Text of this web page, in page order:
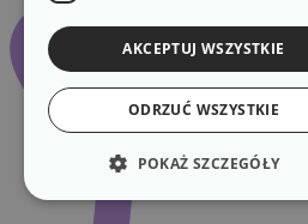
AKCEPTUJ WSZYSTKIE
ODRZUĆ WSZYSTKIE
POKAŻ SZCZEGÓŁY